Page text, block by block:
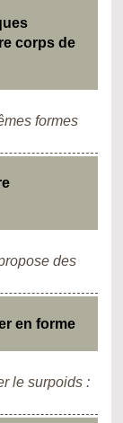
corps de
formes
des
en forme
le surpoids :